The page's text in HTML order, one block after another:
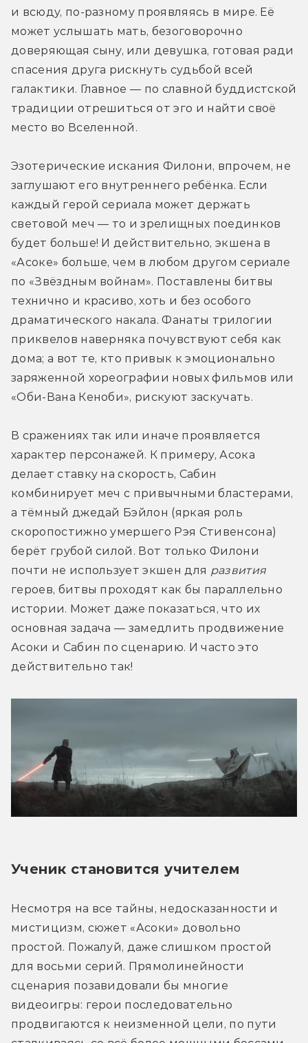
и всюду, по-разному проявляясь в мире. Её
может услышать мать, безоговорочно
доверяющая сыну, или девушка, готовая ради
спасения друга рискнуть судьбой всей
галактики. Главное — по славной буддистской
традиции отрешиться от эго и найти своё
место во Вселенной.
Эзотерические искания Филони, впрочем, не
заглушают его внутреннего ребёнка. Если
каждый герой сериала может держать
световой меч — то и зрелищных поединков
будет больше! И действительно, экшена в
«Асоке» больше, чем в любом другом сериале
по «Звёздным войнам». Поставлены битвы
технично и красиво, хоть и без особого
драматического накала. Фанаты трилогии
приквелов наверняка почувствуют себя как
дома; а вот те, кто привык к эмоционально
заряженной хореографии новых фильмов или
«Оби-Вана Кеноби», рискуют заскучать.
В сражениях так или иначе проявляется
характер персонажей. К примеру, Асока
делает ставку на скорость, Сабин
комбинирует меч с привычными бластерами,
а тёмный джедай Бэйлон (яркая роль
скоропостижно умершего Рэя Стивенсона)
берёт грубой силой. Вот только Филони
почти не использует экшен для развития
героев, битвы проходят как бы параллельно
истории. Может даже показаться, что их
основная задача — замедлить продвижение
Асоки и Сабин по сценарию. И часто это
действительно так!
Ученик становится учителем
Несмотря на все тайны, недосказанности и
мистицизм, сюжет «Асоки» довольно
простой. Пожалуй, даже слишком простой
для восьми серий. Прямолинейности
сценария позавидовали бы многие
видеоигры: герои последовательно
продвигаются к неизменной цели, по пути